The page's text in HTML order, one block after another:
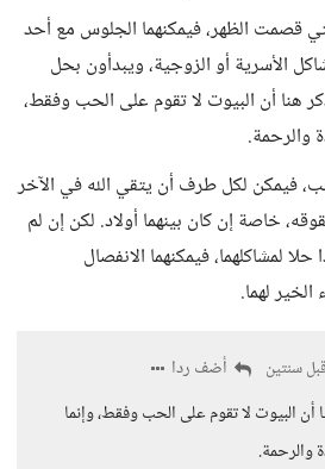
قصمت الظهر، فيمكنهما الجلوس مع أحد
الأسرية أو الزوجية، ويبدأون بحل
هنا أن البيوت لا تقوم على الحب وفقط،
والرحمة.
فيمكن لكل طرف أن يتقي الله في الآخر
خاصة إن كان بينهما أولاد. لكن إن لم
لمشاكلهما، فيمكنهما الانفصال
لهما.
قبل سنتين
أضف ردا
أن البيوت لا تقوم على الحب وفقط، وإنما
والرحمة.